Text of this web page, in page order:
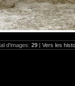
d'images: 29 | Vers les